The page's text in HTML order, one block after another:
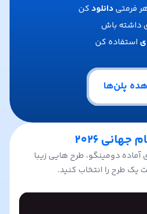
فرمتی دانلودکن
داشته باش
استفاده کن
پلن‌ها
جهانی ۲۰۲۶
دومینگو، طرح هایی زیبا
یک طرح را انتخاب کنید.